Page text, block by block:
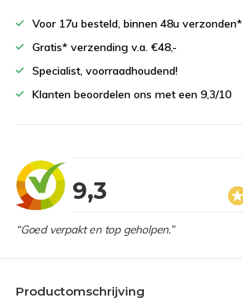
Voor 17u besteld, binnen 48u verzonden*
Gratis* verzending v.a. €48,-
Specialist, voorraadhoudend!
Klanten beoordelen ons met een 9,3/10
9,3
“Goed verpakt en top geholpen.”
Productomschrijving